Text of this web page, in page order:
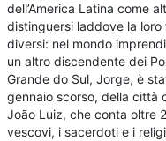
dell’America Latina come
distinguersi laddove la
diversi: nel mondo
un altro discendente dei
Grande do Sul, Jorge, è
gennaio scorso, della città
João Luiz, che conta oltre
vescovi, i sacerdoti e i